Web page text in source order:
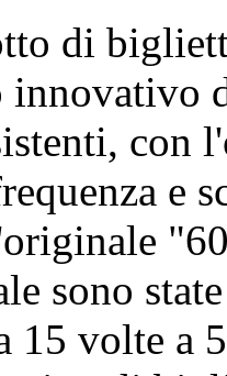
di
e
sono
15 volte a